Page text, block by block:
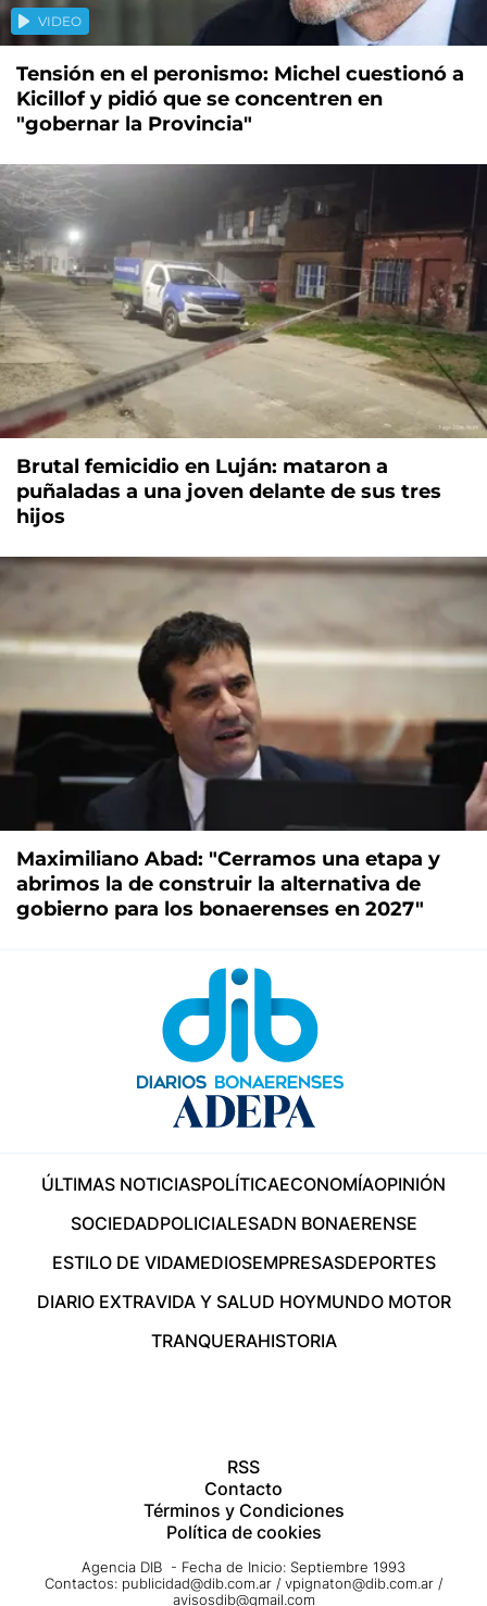
VIDEO
Tensión en el peronismo: Michel cuestionó a
Kicillof y pidió que se concentren en
"gobernar la Provincia"
Brutal femicidio en Luján: mataron a
puñaladas a una joven delante de sus tres
hijos
Maximiliano Abad: "Cerramos una etapa y
abrimos la de construir la alternativa de
gobierno para los bonaerenses en 2027"
ÚLTIMAS NOTICIASPOLÍTICAECONOMÍAOPINIÓN
SOCIEDADPOLICIALESADN BONAERENSE
ESTILO DE VIDAMEDIOSEMPRESASDEPORTES
DIARIO EXTRAVIDA Y SALUD HOYMUNDO MOTOR
TRANQUERAHISTORIA
RSS
Contacto
Términos y Condiciones
Política de cookies
Agencia DIB - Fecha de Inicio: Septiembre 1993
Contactos: publicidad@dib.com.ar / vpignaton@dib.com.ar /
avisosdib@gmail.com